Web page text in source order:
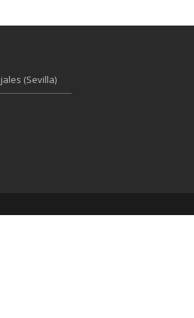
(Sevilla)